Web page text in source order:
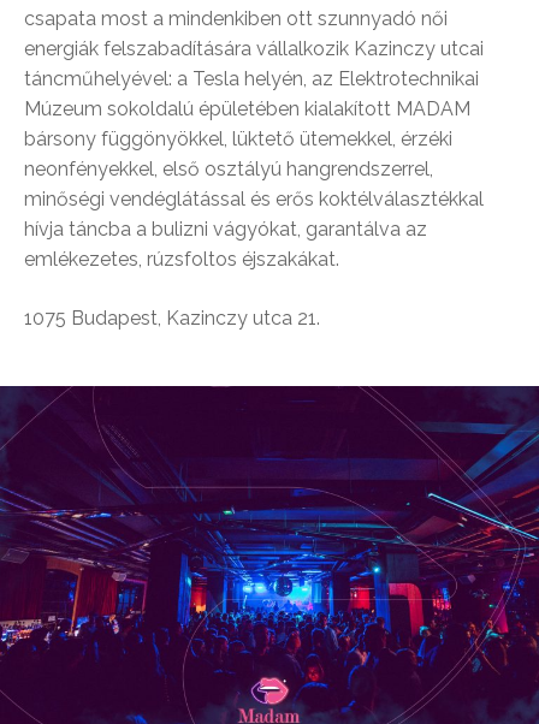
csapata most a mindenkiben ott szunnyadó női
energiák felszabadítására vállalkozik Kazinczy utcai
táncműhelyével: a Tesla helyén, az Elektrotechnikai
Múzeum sokoldalú épületében kialakított MADAM
bársony függönyökkel, lüktető ütemekkel, érzéki
neonfényekkel, első osztályú hangrendszerrel,
minőségi vendéglátással és erős koktélválasztékkal
hívja táncba a bulizni vágyókat, garantálva az
emlékezetes, rúzsfoltos éjszakákat.
1075 Budapest, Kazinczy utca 21.